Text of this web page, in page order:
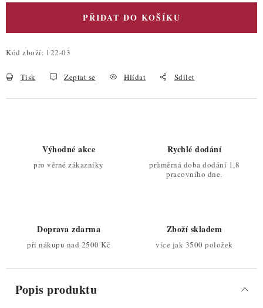
PŘIDAT DO KOŠÍKU
Kód zboží: 122-03
Tisk Zeptat se Hlídat Sdílet
Výhodné akce
pro věrné zákazníky
Rychlé dodání
průměrná doba dodání 1,8
pracovního dne.
Doprava zdarma
při nákupu nad 2500 Kč
Zboží skladem
více jak 3500 položek
Popis produktu